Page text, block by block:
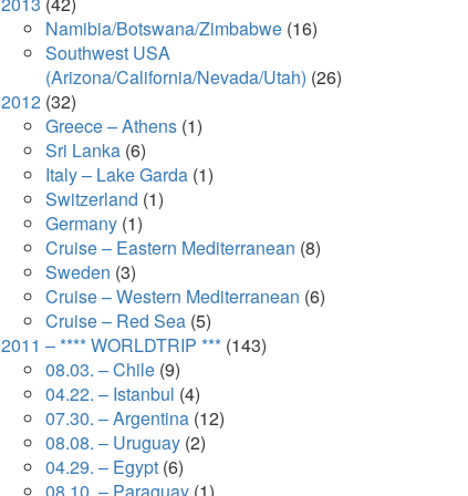
Namibia/Botswana/Zimbabwe (16)
Southwest USA
(Arizona/California/Nevada/Utah) (26)
2012 (32)
Greece – Athens (1)
Sri Lanka (6)
Italy – Lake Garda (1)
Switzerland (1)
Germany (1)
Cruise – Eastern Mediterranean (8)
Sweden (3)
Cruise – Western Mediterranean (6)
Cruise – Red Sea (5)
2011 – **** WORLDTRIP *** (143)
08.03. – Chile (9)
04.22. – Istanbul (4)
07.30. – Argentina (12)
08.08. – Uruguay (2)
04.29. – Egypt (6)